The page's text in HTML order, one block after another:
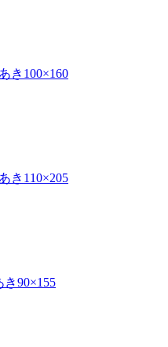
き100×160
き110×205
90×155